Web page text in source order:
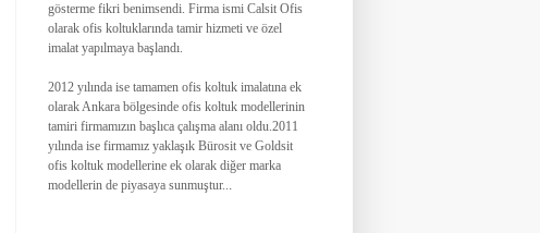
gösterme fikri benimsendi. Firma ismi Calsit Ofis
olarak ofis koltuklarında tamir hizmeti ve özel
imalat yapılmaya başlandı.
2012 yılında ise tamamen ofis koltuk imalatına ek
olarak Ankara bölgesinde ofis koltuk modellerinin
tamiri firmamızın başlıca çalışma alanı oldu.2011
yılında ise firmamız yaklaşık Bürosit ve Goldsit
ofis koltuk modellerine ek olarak diğer marka
modellerin de piyasaya sunmuştur...